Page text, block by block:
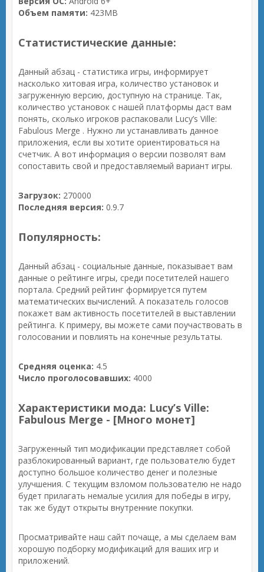
Объем памяти: 423MB
Статистистические данные:
Данный абзац - статистика игры, информирует
насколько хитовая игра, количество установок и
загруженную версию, доступную на странице. Так,
количество установок с нашей платформы даст вам
понять, сколько игроков распаковали Lucy’s Ville:
Fabulous Merge . Нужно ли устанавливать данное
приложения, если вы хотите ориентироваться на
счетчик. А вот информация о версии позволят вам
сопоставить свой и предоставляемый вариант игры.
Загрузок: 270000
Последняя версия: 0.9.7
Популярность:
Данный абзац - социальные данные, показывает вам
данные о рейтинге игры, среди посетителей нашего
портала. Средний рейтинг формируется путем
математических вычислений. А показатель голосов
покажет вам активность посетителей в выставлении
рейтинга. К примеру, вы можете сами поучаствовать в
голосовании и повлиять на конечные результаты.
Средняя оценка: 4.5
Число проголосовавших: 4000
Характеристики мода: Lucy’s Ville:
Fabulous Merge - [Много монет]
Загруженный тип модификации представляет собой
разблокированный вариант, где пользователю будет
доступно большое количество денег и полезные
улучшения. С текущим взломом пользователю не надо
будет прилагать немалые усилия для победы в игру,
так же будут открыты внутренние покупки.
Просматривайте наш сайт почаще, а мы сделаем вам
хорошую подборку модификаций для ваших игр и
приложений.